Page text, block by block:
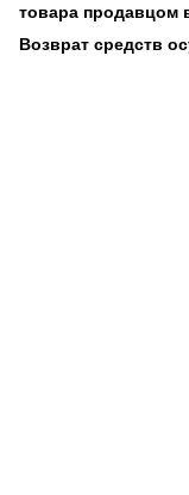
товара продавцом
Возврат средств